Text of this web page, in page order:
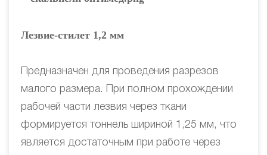
Лезвие-стилет 1,2 мм
Предназначен для проведения разрезов
малого размера. При полном прохождении
рабочей части лезвия через ткани
формируется тоннель шириной 1,25 мм, что
является достаточным при работе через